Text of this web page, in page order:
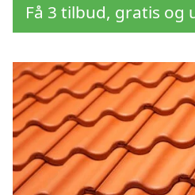
Få 3 tilbud, gratis og